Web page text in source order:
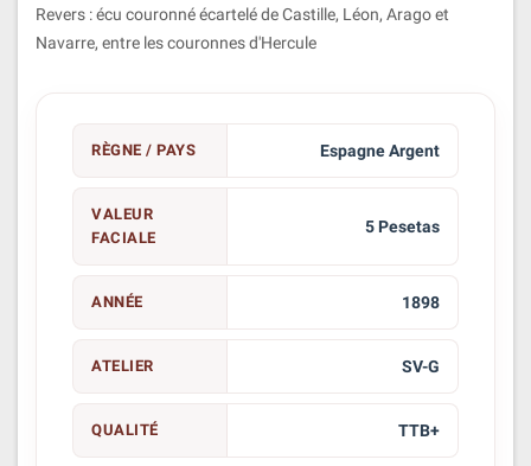
Revers : écu couronné écartelé de Castille, Léon, Arago et
Navarre, entre les couronnes d'Hercule
RÈGNE / PAYS Espagne Argent
VALEUR
FACIALE
5 Pesetas
ANNÉE 1898
ATELIER SV-G
QUALITÉ TTB+